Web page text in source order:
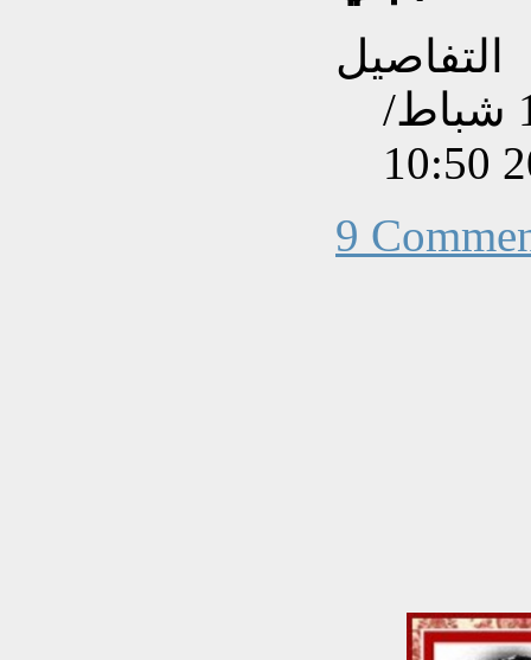
التفاصيل
تم إنشاءه بتاريخ الأربعاء, 10 شباط/
9